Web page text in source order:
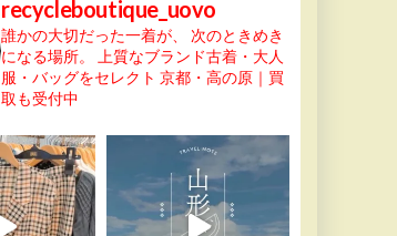
recycleboutique_uovo
誰かの大切だった一着が、
次のときめき
になる場所。
上質なブランド古着・大人
服・バッグをセレクト 京都・高の原｜買
取も受付中